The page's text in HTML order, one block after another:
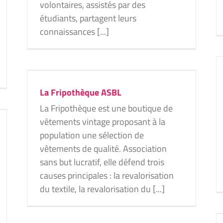
volontaires, assistés par des
étudiants, partagent leurs
connaissances [...]
La Fripothèque ASBL
La Fripothèque est une boutique de
vêtements vintage proposant à la
population une sélection de
vêtements de qualité. Association
sans but lucratif, elle défend trois
causes principales : la revalorisation
du textile, la revalorisation du [...]